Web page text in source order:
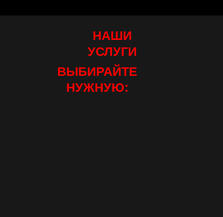
НАШИ
УСЛУГИ
ВЫБИРАЙТЕ
НУЖНУЮ: